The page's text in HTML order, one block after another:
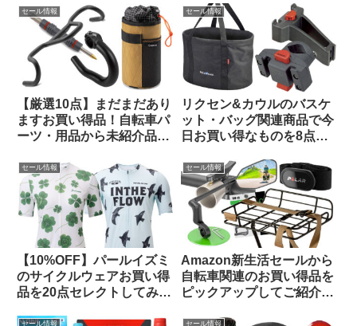
クアップしてみました
セール情報
【厳選10点】まだまだあり
ますお買い得品！自転車パ
ーツ・用品から未紹介品を
【Amazon プライムデーセ
ール】
セール情報
リクセン&カウルのバスケ
ット・バッグ関連商品で今
日お買い得なものを8点ご
セール情報
【10%OFF】パールイズミ
のサイクルウェアお買い得
品を20点セレクトしてみま
セール情報
Amazon新生活セールから
自転車関連のお買い得品を
ピックアップしてご紹介し
セール情報 セール情報